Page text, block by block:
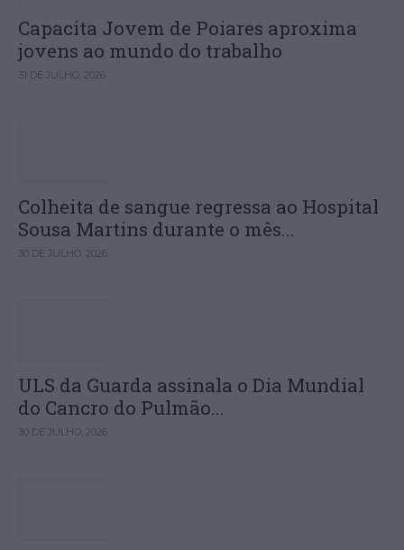
Capacita Jovem de Poiares aproxima
jovens ao mundo do trabalho
31 DE JULHO, 2026
Colheita de sangue regressa ao Hospital
Sousa Martins durante o mês...
30 DE JULHO, 2026
ULS da Guarda assinala o Dia Mundial
do Cancro do Pulmão...
30 DE JULHO, 2026